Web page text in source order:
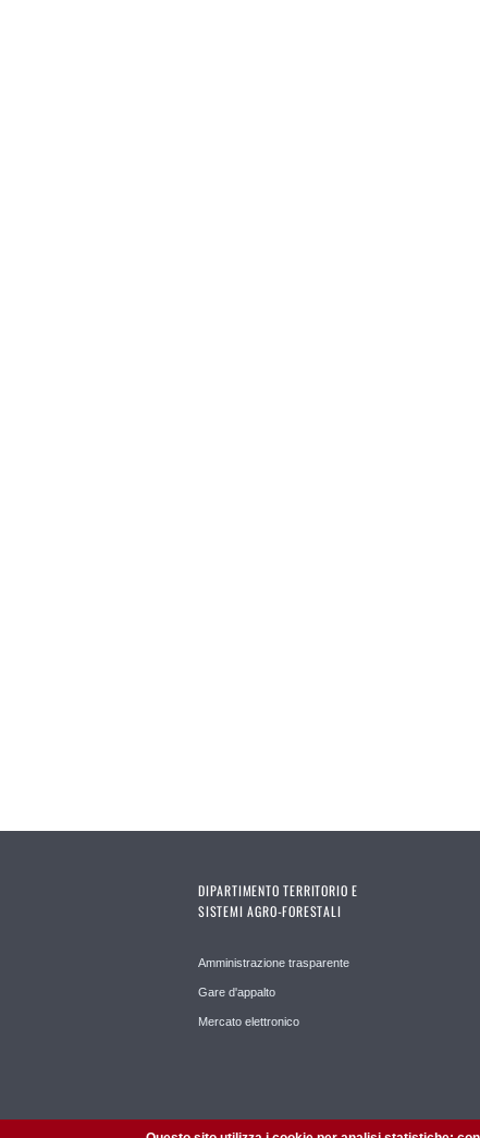
DIPARTIMENTO TERRITORIO E
SISTEMI AGRO-FORESTALI
Amministrazione trasparente
Gare d'appalto
Mercato elettronico